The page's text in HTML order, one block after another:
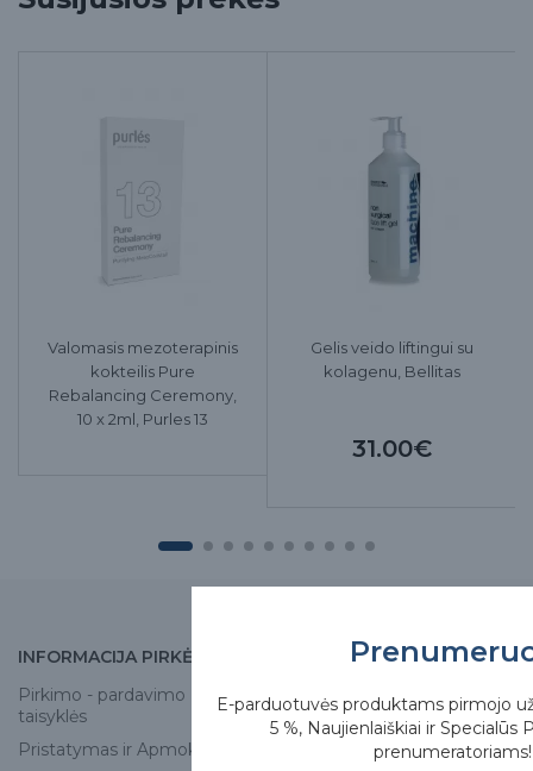
Valomasis mezoterapinis
kokteilis Pure
Rebalancing Ceremony,
10 x 2ml, Purles 13
Gelis veido liftingui su
kolagenu, Bellitas
31.00€
INFORMACIJA PIRKĖJUI
Pirkimo - pardavimo
taisyklės
Pristatymas ir Apmokėjimas
APIE MUS
Apie mus
Skirgesa parduotuvės
E-parduotuvės produktams pirmojo
5 %, Naujienlaiškiai ir Specialūs
prenumeratoriams!